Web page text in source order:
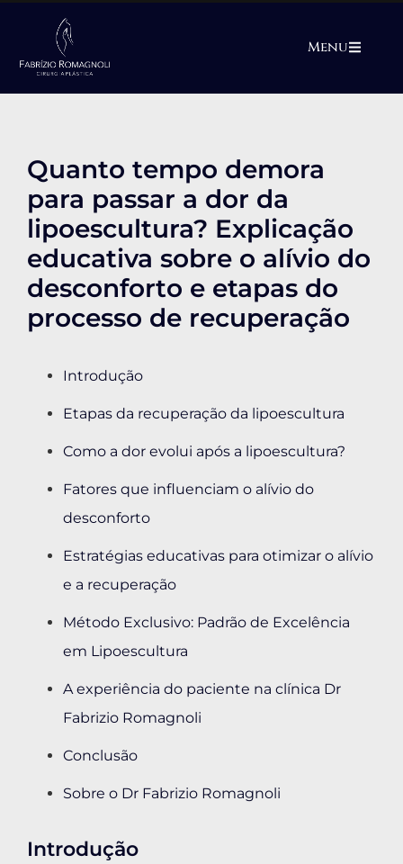
Menu
Quanto tempo demora
para passar a dor da
lipoescultura? Explicação
educativa sobre o alívio do
desconforto e etapas do
processo de recuperação
Introdução
Etapas da recuperação da lipoescultura
Como a dor evolui após a lipoescultura?
Fatores que influenciam o alívio do
desconforto
Estratégias educativas para otimizar o alívio
e a recuperação
Método Exclusivo: Padrão de Excelência
em Lipoescultura
A experiência do paciente na clínica Dr
Fabrizio Romagnoli
Conclusão
Sobre o Dr Fabrizio Romagnoli
Introdução